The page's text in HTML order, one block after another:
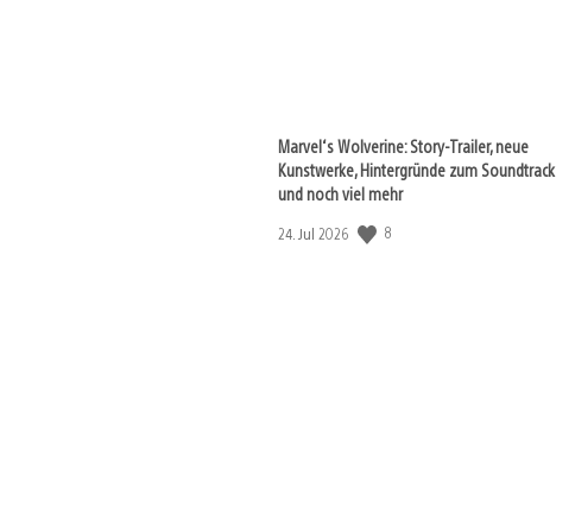
Marvel‘s Wolverine: Story-Trailer, neue
Kunstwerke, Hintergründe zum Soundtrack
und noch viel mehr
Veröffentlichungsdatum:
24. Jul 2026 8